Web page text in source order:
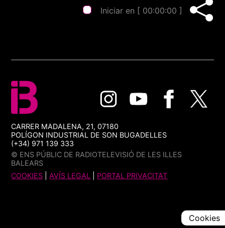
Iniciar en [ 00:00:00 ]
CARRER MADALENA, 21, 07180
POLÍGON INDUSTRIAL DE SON BUGADELLES
(+34) 971 139 333
© ENS PÚBLIC DE RADIOTELEVISIÓ DE LES ILLES
BALEARS
COOKIES |AVÍS LEGAL PORTAL PRIVACITAT
Cookies